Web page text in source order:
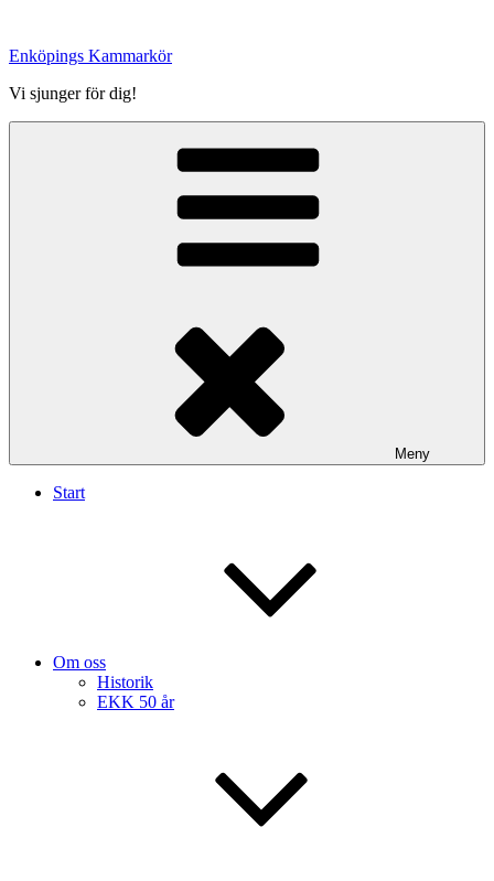
innehåll
Enköpings Kammarkör
Vi sjunger för dig!
Meny
Start
Om oss
Historik
EKK 50 år